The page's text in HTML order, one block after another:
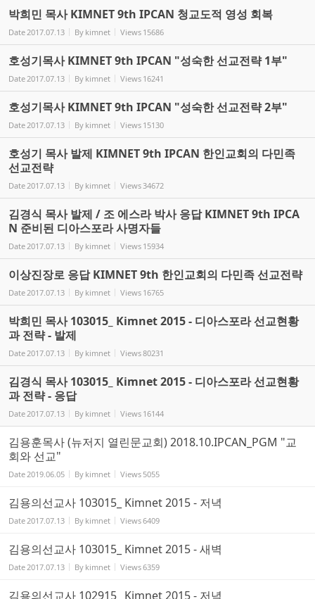
박희민 목사 KIMNET 9th IPCAN 청교도적 영성 회복
Date2017.07.13 By kimnet Views 15686
호성기목사 KIMNET 9th IPCAN "성숙한 선교전략 1부"
Date2017.07.13 By kimnet Views 16241
호성기목사 KIMNET 9th IPCAN "성숙한 선교전략 2부"
Date2017.07.13 By kimnet Views 15130
호성기 목사 발제 KIMNET 9th IPCAN 한인교회의 다민족
선교전략
Date2017.07.13 By kimnet Views34672
김경식 목사 발제 / 조 에스라 박사 응답 KIMNET 9th IPCA
N 준비된 디아스포라 사명자들
Date2017.07.13 By kimnet Views 15934
이상진장로 응답 KIMNET 9th 한인교회의 다민족 선교전략
Date2017.07.13 By kimnet Views 16765
박희민 목사 103015_ Kimnet 2015 - 디아스포라 선교현황
과 전략 - 발제
Date2017.07.13 By kimnet Views80231
김경식 목사 103015_ Kimnet 2015 - 디아스포라 선교현황
과 전략 - 응답
Date2017.07.13 By kimnet Views 16144
김용훈목사 (뉴저지 열린문교회) 2018.10.IPCAN_PGM "교
회와 선교"
Date2019.06.05 By kimnet Views 5055
김용의선교사 103015_ Kimnet 2015 - 저녁
Date2017.07.13 By kimnet Views6409
김용의선교사 103015_ Kimnet 2015 - 새벽
Date2017.07.13 By kimnet Views6359
김용의선교사 102915_ Kimnet 2015 - 저녁